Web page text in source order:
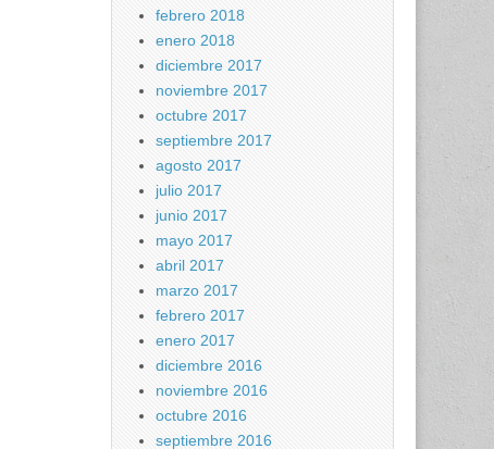
febrero 2018
enero 2018
diciembre 2017
noviembre 2017
octubre 2017
septiembre 2017
agosto 2017
julio 2017
junio 2017
mayo 2017
abril 2017
marzo 2017
febrero 2017
enero 2017
diciembre 2016
noviembre 2016
octubre 2016
septiembre 2016